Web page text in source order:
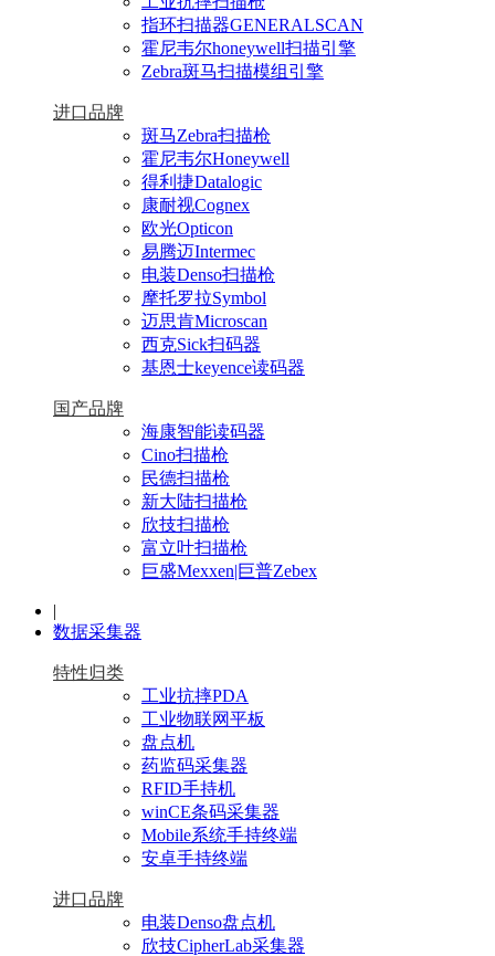
指环扫描器GENERALSCAN
霍尼韦尔honeywell扫描引擎
Zebra斑马扫描模组引擎
进口品牌
斑马Zebra扫描枪
霍尼韦尔Honeywell
得利捷Datalogic
康耐视Cognex
欧光Opticon
易腾迈Intermec
电装Denso扫描枪
摩托罗拉Symbol
迈思肯Microscan
西克Sick扫码器
基恩士keyence读码器
国产品牌
海康智能读码器
Cino扫描枪
民德扫描枪
新大陆扫描枪
欣技扫描枪
富立叶扫描枪
巨盛Mexxen|巨普Zebex
|
数据采集器
特性归类
工业抗摔PDA
工业物联网平板
盘点机
药监码采集器
RFID手持机
winCE条码采集器
Mobile系统手持终端
安卓手持终端
进口品牌
电装Denso盘点机
欣技CipherLab采集器